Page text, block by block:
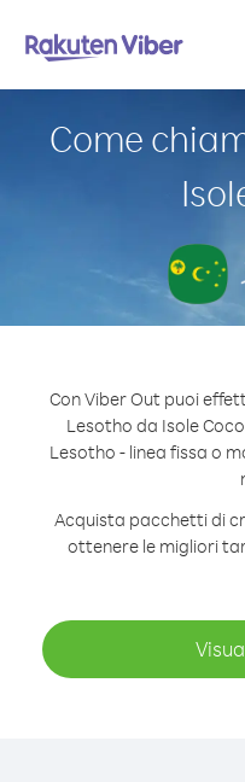
Come
Con Viber Out puoi
Lesotho da Isole
Lesotho - linea fissa o
Acquista pacchetti di
ottenere le migliori